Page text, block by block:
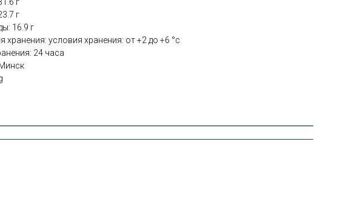
г
г
16.9 г
хранения: условия хранения: от +2 до +6 °с
24 часа